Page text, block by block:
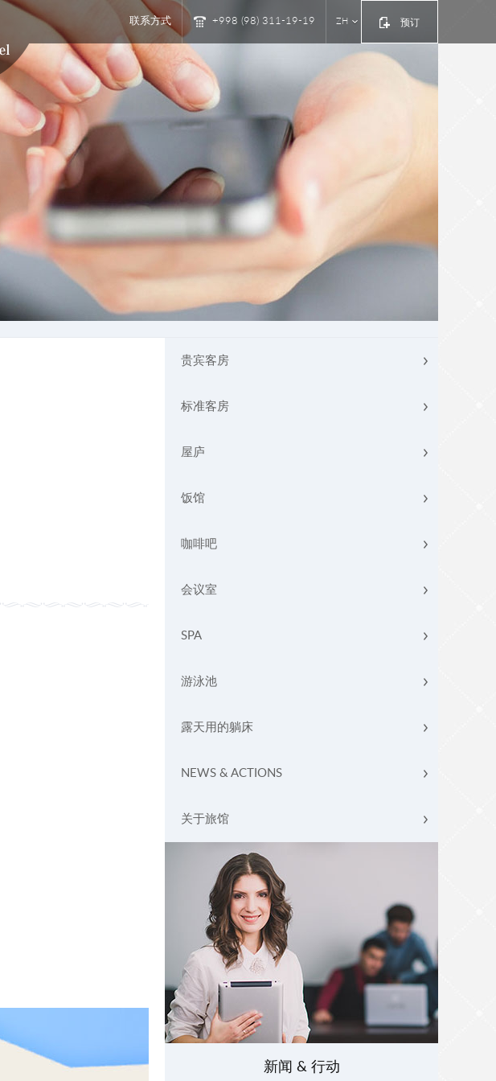
联系方式 +998 (98) 311-19-19 ZH 预订
贵宾客房
标准客房
屋庐
饭馆
咖啡吧
会议室
SPA
游泳池
露天用的躺床
NEWS & ACTIONS
关于旅馆
新闻 & 行动